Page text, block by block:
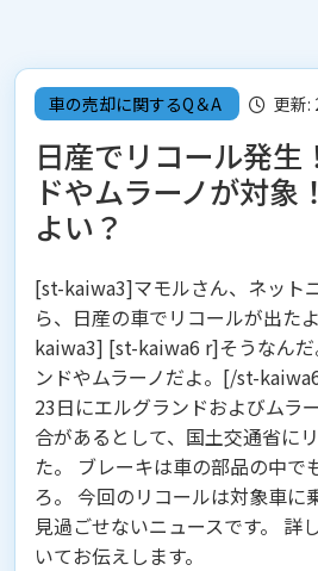
車の売却に関するQ＆A 更新:
日産でリコール発生
ドやムラーノが対象
よい？
[st-kaiwa3]マモルさん、ネット
ら、日産の車でリコールが出た
kaiwa3] [st-kaiwa6 r]そうなんだ
ンドやムラーノだよ。[/st-
23日にエルグランドおよびムラ
合があるとして、国土交通省に
た。 ブレーキは車の部品の中で
ろ。 今回のリコールは対象車に
見過ごせないニュースです。 詳
いてお伝えします。